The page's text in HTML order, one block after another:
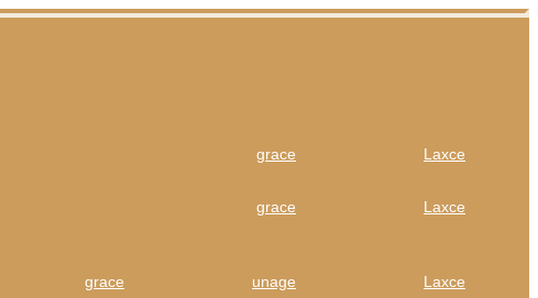
grace
Laxce
grace
Laxce
grace
unage
Laxce